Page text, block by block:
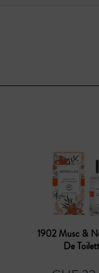
1902 Musc &
De